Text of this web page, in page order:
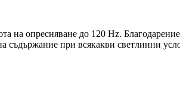
на опресняване до 120 Hz.
съдържание при всякакви светлинни